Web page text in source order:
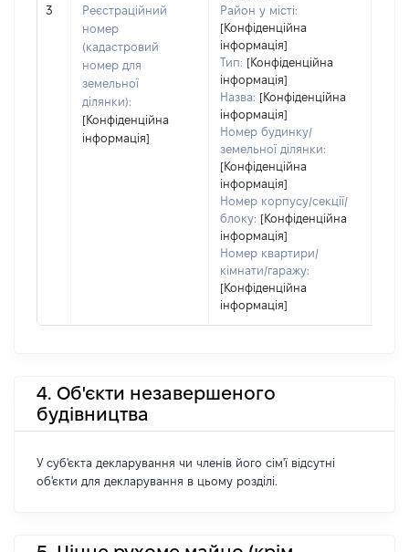
3
Реєстраційний
номер
(кадастровий
номер для
земельної
ділянки):
[Конфіденційна
інформація]
Район у місті:
[Конфіденційна
інформація]
Тип: [Конфіденційна
інформація]
Назва: [Конфіденційна
інформація]
Номер будинку/
земельної ділянки:
[Конфіденційна
інформація]
Номер корпусу/секції/
блоку: [Конфіденційна
інформація]
Номер квартири/
кімнати/гаражу:
[Конфіденційна
інформація]
4. Об'єкти незавершеного
будівництва
У суб'єкта декларування чи членів його сім'ї відсутні
об'єкти для декларування в цьому розділі.